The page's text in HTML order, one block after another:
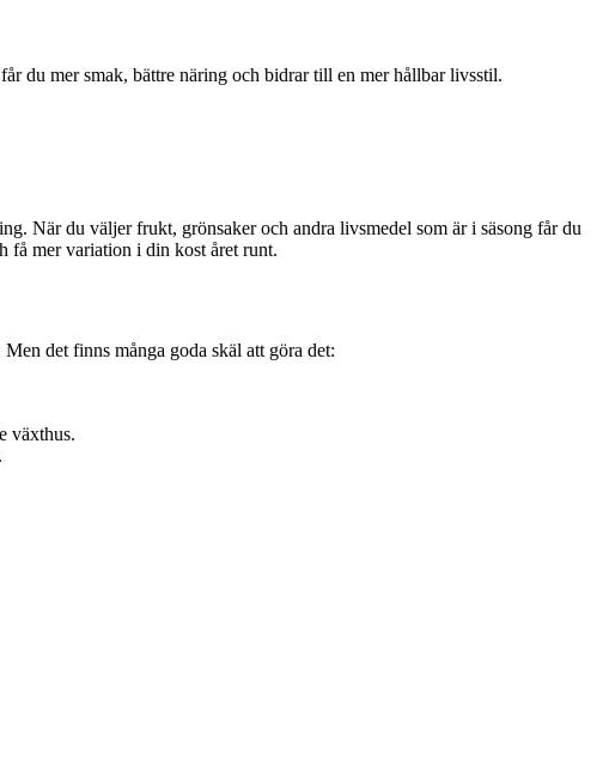
du mer smak, bättre näring och bidrar till en mer hållbar livsstil.
När du väljer frukt, grönsaker och andra livsmedel som är i säsong får du
få mer variation i din kost året runt.
det finns många goda skäl att göra det:
växthus.